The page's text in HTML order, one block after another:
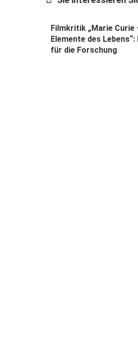
Filmkritik „Marie Curie
Elemente des Lebens“:
für die Forschung